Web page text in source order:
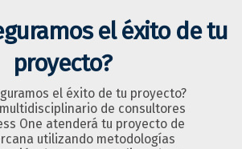
el éxito de tu
proyecto?
el éxito de tu proyecto?
de consultores
One atenderá tu proyecto de
utilizando metodologías